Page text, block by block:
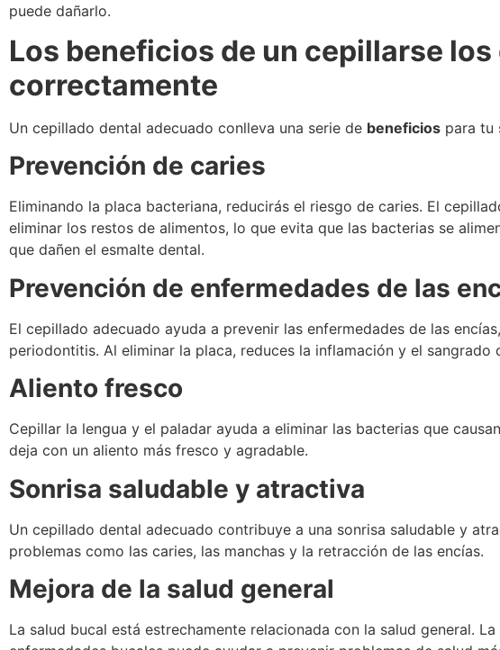
puede dañarlo.
Los beneficios de un cepillarse
correctamente
Un cepillado dental adecuado conlleva una serie de beneficios para tu
Prevención de caries
Eliminando la placa bacteriana, reducirás el riesgo de caries. El
eliminar los restos de alimentos, lo que evita que las bacterias se
que dañen el esmalte dental.
Prevención de enfermedades de las
El cepillado adecuado ayuda a prevenir las enfermedades de las
periodontitis. Al eliminar la placa, reduces la inflamación y el sangrado
Aliento fresco
Cepillar la lengua y el paladar ayuda a eliminar las bacterias que
deja con un aliento más fresco y agradable.
Sonrisa saludable y atractiva
Un cepillado dental adecuado contribuye a una sonrisa saludable y
problemas como las caries, las manchas y la retracción de las encías.
Mejora de la salud general
La salud bucal está estrechamente relacionada con la salud general.